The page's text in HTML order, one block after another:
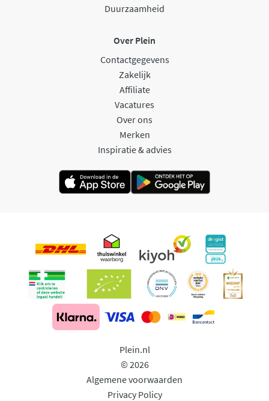
Duurzaamheid
Over Plein
Contactgegevens
Zakelijk
Affiliate
Vacatures
Over ons
Merken
Inspiratie & advies
Plein.nl
© 2026
Algemene voorwaarden
Privacy Policy